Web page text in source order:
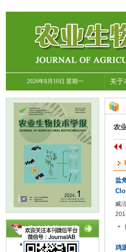
2026年8月10日 星期一 关于
投稿指南
农
盐
臧
+
鸡